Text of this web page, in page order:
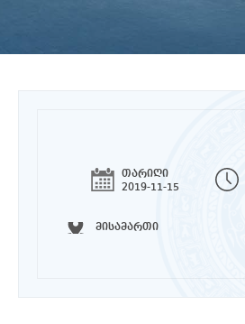
თარიღი
2019-11-15
მისამართი